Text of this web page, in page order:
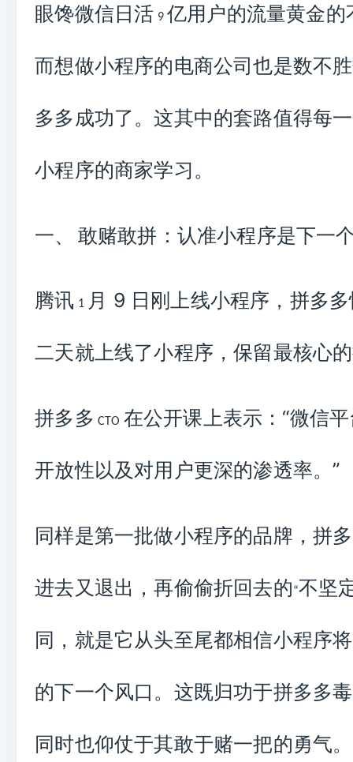
眼馋微信日活 9 亿用户的流量黄金的
而想做小程序的电商公司也是数不
多多成功了。这其中的套路值得每
小程序的商家学习。
一、 敢赌敢拼：认准小程序是下一
腾讯 1 月 9 日刚上线小程序，拼多
二天就上线了小程序，保留最核心
拼多多 CTO 在公开课上表示： “微信
开放性以及对用户更深的渗透率。”
同样是第一批做小程序的品牌，拼
进去又退出，再偷偷折回去的“不坚
同，就是它从头至尾都相信小程序
的下一个风口。这既归功于拼多多
同时也仰仗于其敢于赌一把的勇气。